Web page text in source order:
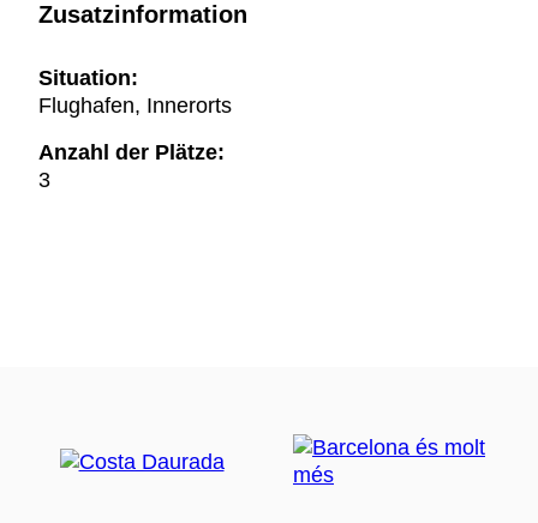
Zusatzinformation
Situation:
Flughafen, Innerorts
Anzahl der Plätze:
3